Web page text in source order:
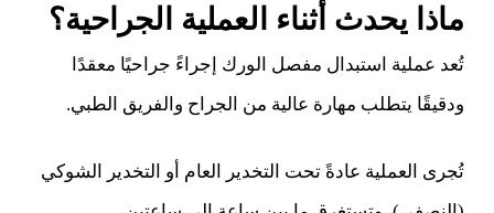
ماذا يحدث أثناء العملية الجراحية؟
تُعد عملية استبدال مفصل الورك إجراءً جراحيًا معقدًا
ودقيقًا يتطلب مهارة عالية من الجراح والفريق الطبي.
تُجرى العملية عادةً تحت التخدير العام أو التخدير الشوكي